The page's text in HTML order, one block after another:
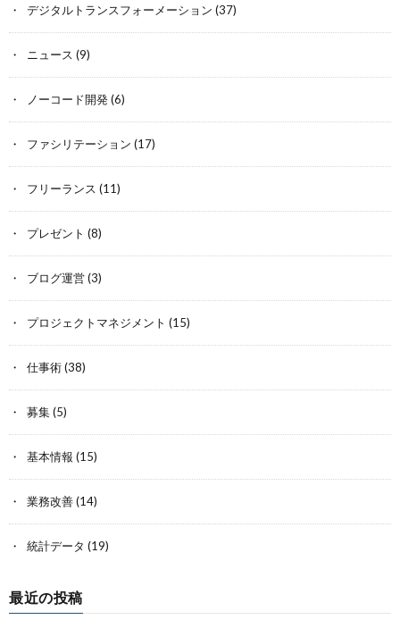
デジタルトランスフォーメーション (37)
ニュース (9)
ノーコード開発(6)
ファシリテーション (17)
フリーランス (11)
プレゼント (8)
ブログ運営(3)
プロジェクトマネジメント (15)
仕事術(38)
募集(5)
基本情報 (15)
業務改善(14)
統計データ (19)
最近の投稿